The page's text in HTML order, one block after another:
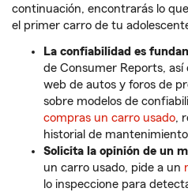
continuación, encontrarás lo
el primer carro de tu
La confiabilidad es
de Consumer Reports,
web de autos y foros de
sobre modelos de
compras un carro usado,
historial de
Solicita la opinión de un
un carro usado, pide a un
lo inspeccione para